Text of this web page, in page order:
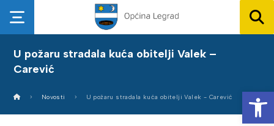
U požaru stradala kuća obitelji Valek –
Carević
Novosti U požaru stradala kuća obitelji Valek - Carević